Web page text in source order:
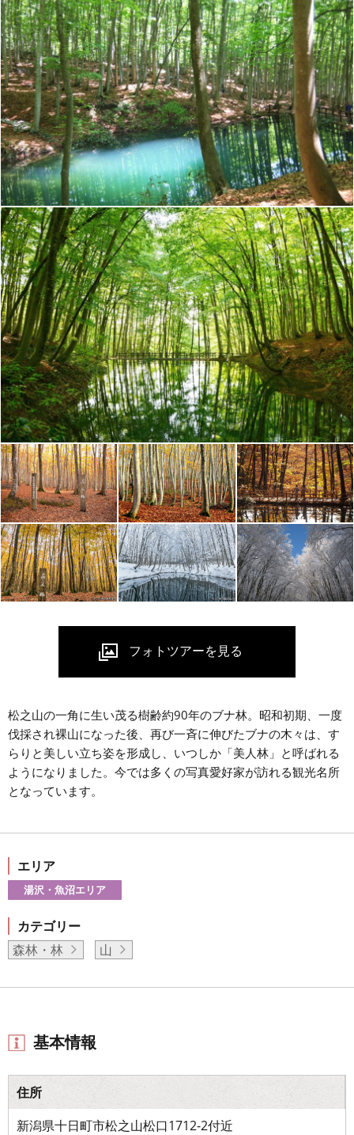
松之山の一角に生い茂る樹齢約90年のブナ林。昭和初期、一度
伐採され裸山になった後、再び一斉に伸びたブナの木々は、す
らりと美しい立ち姿を形成し、いつしか「美人林」と呼ばれる
ようになりました。今では多くの写真愛好家が訪れる観光名所
となっています。
エリア
湯沢・魚沼エリア
カテゴリー
森林・林
山
基本情報
住所
新潟県十日町市松之山松口1712-2付近